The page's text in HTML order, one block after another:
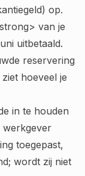
op.
van je
uitbetaald.
reservering
hoeveel je
in te houden
werkgever
toegepast,
wordt zij niet